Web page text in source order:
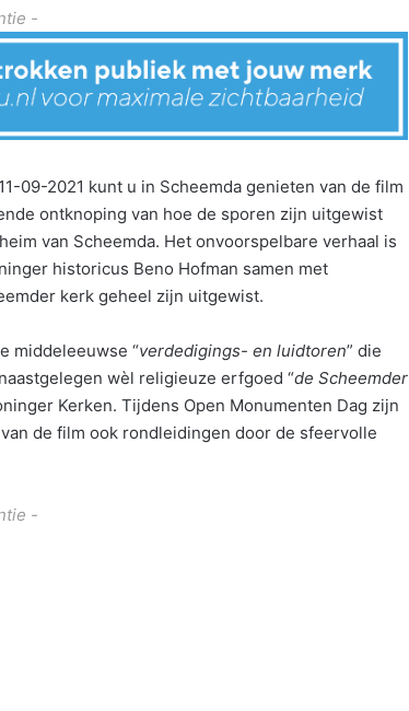
-
09-2021 kunt u in Scheemda genieten van de film
ontknoping van hoe de sporen zijn uitgewist
van Scheemda. Het onvoorspelbare verhaal is
historicus Beno Hofman samen met
kerk geheel zijn uitgewist.
middeleeuwse “verdedigings- en luidtoren” die
wèl religieuze erfgoed “de Scheemder
Kerken. Tijdens Open Monumenten Dag zijn
de film ook rondleidingen door de sfeervolle
-